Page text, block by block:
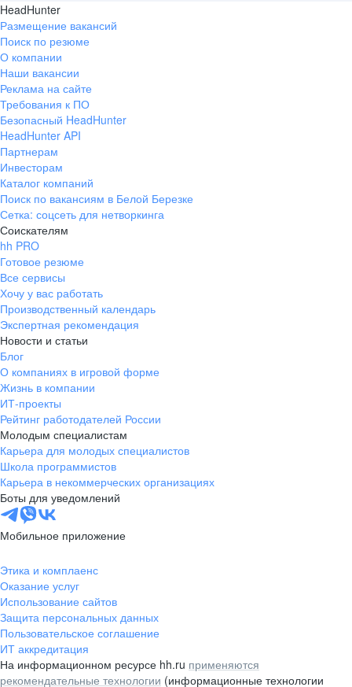
HeadHunter
Размещение вакансий
Поиск по резюме
О компании
Наши вакансии
Реклама на сайте
Требования к ПО
Безопасный HeadHunter
HeadHunter API
Партнерам
Инвесторам
Каталог компаний
Поиск по вакансиям в Белой Березке
Сетка: соцсеть для нетворкинга
Соискателям
hh PRO
Готовое резюме
Все сервисы
Хочу у вас работать
Производственный календарь
Экспертная рекомендация
Новости и статьи
Блог
О компаниях в игровой форме
Жизнь в компании
ИТ-проекты
Рейтинг работодателей России
Молодым специалистам
Карьера для молодых специалистов
Школа программистов
Карьера в некоммерческих организациях
Боты для уведомлений
Мобильное приложение
Этика и комплаенс
Оказание услуг
Использование сайтов
Защита персональных данных
Пользовательское соглашение
ИТ аккредитация
На информационном ресурсе hh.ru применяются
рекомендательные технологии (информационные технологии